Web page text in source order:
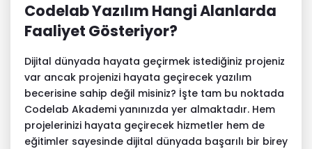
Codelab Yazılım Hangi Alanlarda
Faaliyet Gösteriyor?
Dijital dünyada hayata geçirmek istediğiniz projeniz
var ancak projenizi hayata geçirecek yazılım
becerisine sahip değil misiniz? İşte tam bu noktada
Codelab Akademi yanınızda yer almaktadır. Hem
projelerinizi hayata geçirecek hizmetler hem de
eğitimler sayesinde dijital dünyada başarılı bir birey